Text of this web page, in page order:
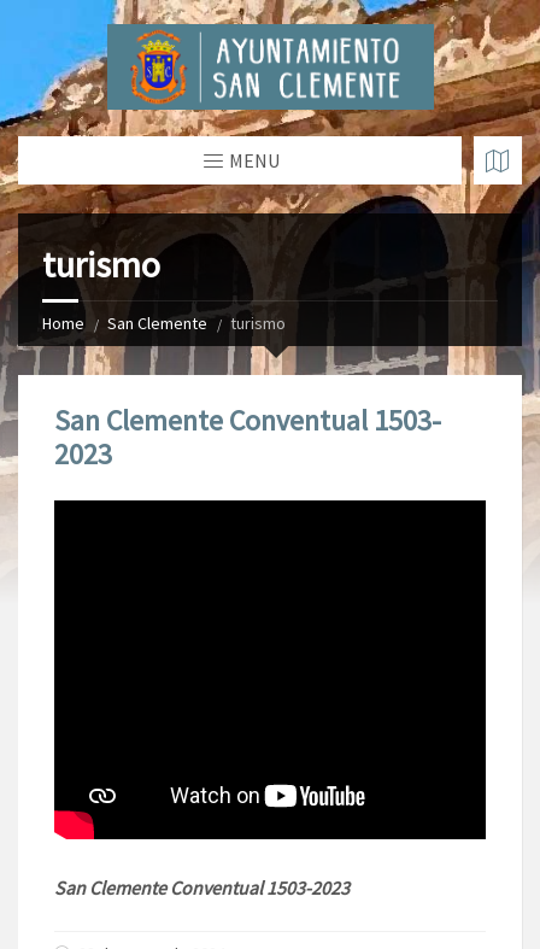
MENU
turismo
Home San Clemente turismo
San Clemente Conventual 1503-
2023
San Clemente Conventual 1503-2023